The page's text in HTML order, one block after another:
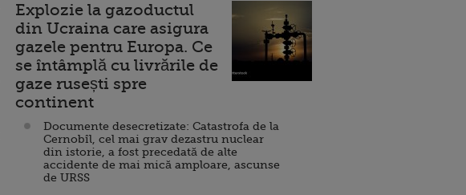
Explozie la gazoductul
din Ucraina care asigura
gazele pentru Europa. Ce
se întâmplă cu livrările de
gaze rusești spre
continent
Documente desecretizate: Catastrofa de la
Cernobîl, cel mai grav dezastru nuclear
din istorie, a fost precedată de alte
accidente de mai mică amploare, ascunse
de URSS